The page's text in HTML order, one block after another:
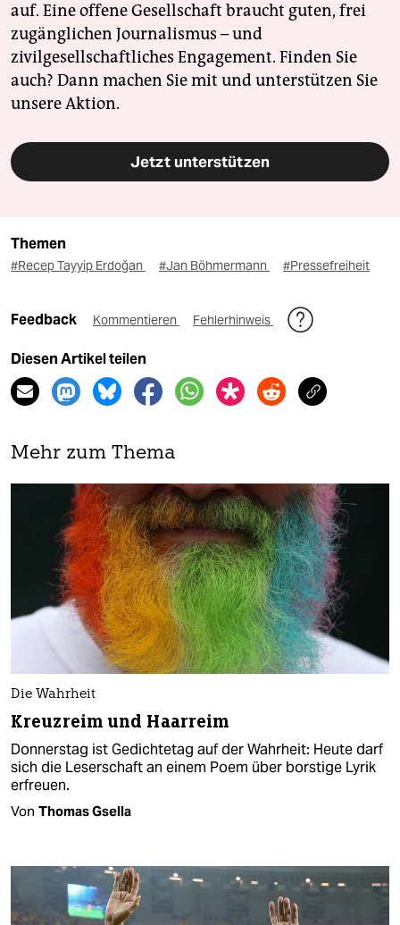
auf. Eine offene Gesellschaft braucht guten, frei
zugänglichen Journalismus – und
zivilgesellschaftliches Engagement. Finden Sie
auch? Dann machen Sie mit und unterstützen Sie
unsere Aktion.
Jetzt unterstützen
Themen
#Recep Tayyip Erdoğan #Jan Böhmermann #Pressefreiheit
Feedback Kommentieren Fehlerhinweis
Diesen Artikel teilen
Mehr zum Thema
Die Wahrheit
Kreuzreim und Haarreim
Donnerstag ist Gedichtetag auf der Wahrheit: Heute darf
sich die Leserschaft an einem Poem über borstige Lyrik
erfreuen.
Von Thomas Gsella